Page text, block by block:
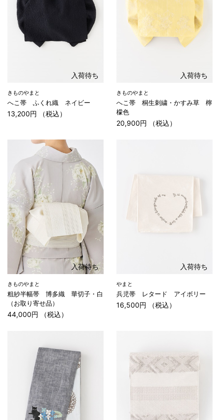
入荷待ち
きものやまと
へこ帯 ふくれ織 ネイビー
13,200円 （税込）
入荷待ち
きものやまと
へこ帯 桐生刺繍・かすみ草 檸
檬色
20,900円 （税込）
入荷待ち
きものやまと
粗紗半幅帯 博多織 華切子・白
（お取り寄せ品）
44,000円 （税込）
入荷待ち
やまと
兵児帯 レタード アイボリー
16,500円 （税込）